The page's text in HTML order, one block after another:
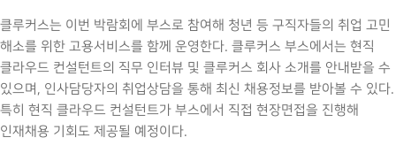
클루커스는 이번 박람회에 부스로 참여해 청년 등 구직자들의 취업 고민
해소를 위한 고용서비스를 함께 운영한다. 클루커스 부스에서는 현직
클라우드 컨설턴트의 직무 인터뷰 및 클루커스 회사 소개를 안내받을 수
있으며, 인사담당자의 취업상담을 통해 최신 채용정보를 받아볼 수 있다.
특히 현직 클라우드 컨설턴트가 부스에서 직접 현장면접을 진행해
인재채용 기회도 제공될 예정이다.